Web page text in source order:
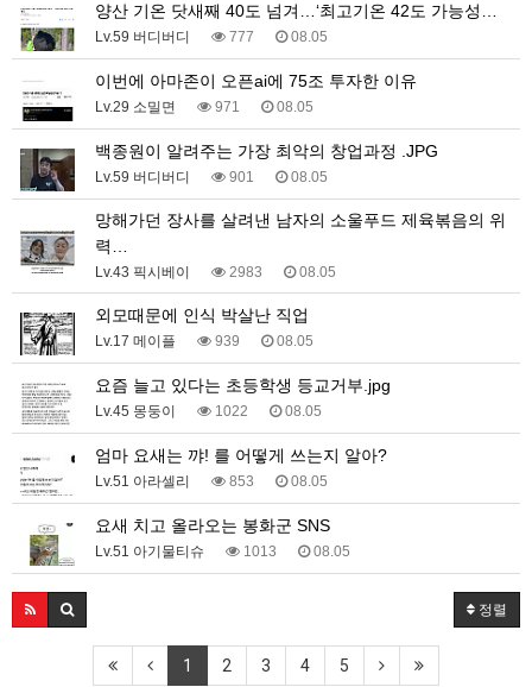
양산 기온 닷새째 40도 넘겨…‘최고기온 42도 가능성…
Lv.59 버디버디 777 08.05
이번에 아마존이 오픈ai에 75조 투자한 이유
Lv.29 소밀면 971 08.05
백종원이 알려주는 가장 최악의 창업과정 .JPG
Lv.59 버디버디 901 08.05
망해가던 장사를 살려낸 남자의 소울푸드 제육볶음의 위
력…
Lv.43 픽시베이 2983 08.05
외모때문에 인식 박살난 직업
Lv.17 메이플 939 08.05
요즘 늘고 있다는 초등학생 등교거부.jpg
Lv.45 몽둥이 1022 08.05
엄마 요새는 꺄! 를 어떻게 쓰는지 알아?
Lv.51 아라셀리 853 08.05
요새 치고 올라오는 봉화군 SNS
Lv.51 아기물티슈 1013 08.05
정렬
1 2 3 4 5